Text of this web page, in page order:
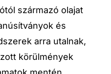
származó olajat
és
arra utalnak,
körülmények